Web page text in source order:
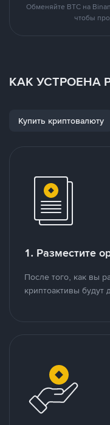
Обменяйте BTC на
чтобы
КАК УСТРОЕНА
Купить криптовалюту
1. Разместите
После того, как вы
криптоактивы будут